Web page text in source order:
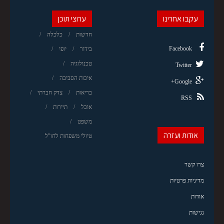
ערוצי תוכן
חדשות כלכלה
בידור יופי
טכנולוגיה
איכות הסביבה
בריאות צדק חברתי
אוכל תיירות
משפט
טיולי משפחות לחו"ל
עקבו אחרינו
Facebook
Twitter
Google+
RSS
אודות ועזרה
צרו קשר
מדיניות פרטיות
אודות
נגישות